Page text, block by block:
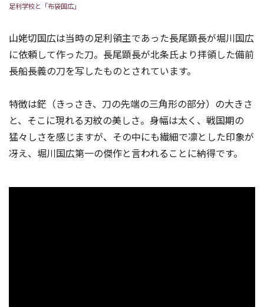
足利学校と「布袋国広」
山姥切国広は当時の足利領主であった長尾顕長が堀川国広
に依頼して作った刀。長尾顕長が北条氏より拝領した備前
長船長義の刀を写したものとされています。
特徴は鋩（きっさき、刀の先端の三角形の部分）の大きさ
と、そこに現れる刃紋の美しさ。身幅は太く、戦国期の
猛々しさを感じますが、その中にも繊細で凛とした印象が
冴え、堀川国広第一の傑作と言われることに納得です。